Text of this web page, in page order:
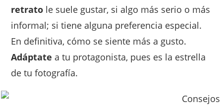
retrato le suele gustar, si algo más serio o más
informal; si tiene alguna preferencia especial.
En definitiva, cómo se siente más a gusto.
Adáptate a tu protagonista, pues es la estrella
de tu fotografía.